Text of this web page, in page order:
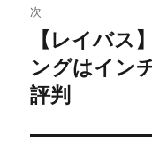
ー
シ
ョ
ン
次
の
投
【レイバス
ングはイン
評判